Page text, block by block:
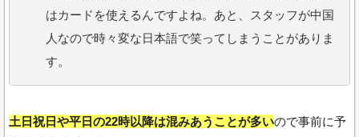
はカードを使えるんですよね。あと、スタッフが中国
人なので時々変な日本語で笑ってしまうことがありま
す。
土日祝日や平日の22時以降は混みあうことが多いので事前に予